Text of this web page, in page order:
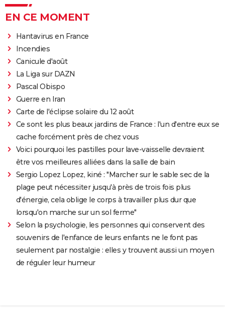
EN CE MOMENT
Hantavirus en France
Incendies
Canicule d'août
La Liga sur DAZN
Pascal Obispo
Guerre en Iran
Carte de l'éclipse solaire du 12 août
Ce sont les plus beaux jardins de France : l'un d'entre eux se
cache forcément près de chez vous
Voici pourquoi les pastilles pour lave-vaisselle devraient
être vos meilleures alliées dans la salle de bain
Sergio Lopez Lopez, kiné : "Marcher sur le sable sec de la
plage peut nécessiter jusqu'à près de trois fois plus
d'énergie, cela oblige le corps à travailler plus dur que
lorsqu'on marche sur un sol ferme"
Selon la psychologie, les personnes qui conservent des
souvenirs de l'enfance de leurs enfants ne le font pas
seulement par nostalgie : elles y trouvent aussi un moyen
de réguler leur humeur